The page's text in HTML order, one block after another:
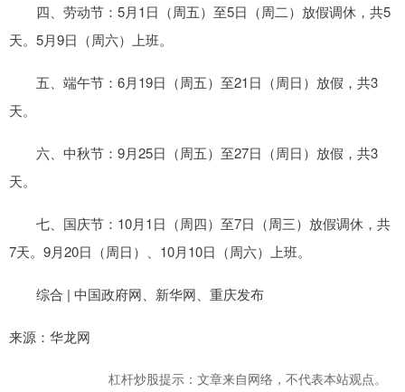
四、劳动节：5月1日（周五）至5日（周二）放假调休，共5
天。5月9日（周六）上班。
五、端午节：6月19日（周五）至21日（周日）放假，共3
天。
六、中秋节：9月25日（周五）至27日（周日）放假，共3
天。
七、国庆节：10月1日（周四）至7日（周三）放假调休，共
7天。9月20日（周日）、10月10日（周六）上班。
综合 | 中国政府网、新华网、重庆发布
来源：华龙网
杠杆炒股提示：文章来自网络，不代表本站观点。